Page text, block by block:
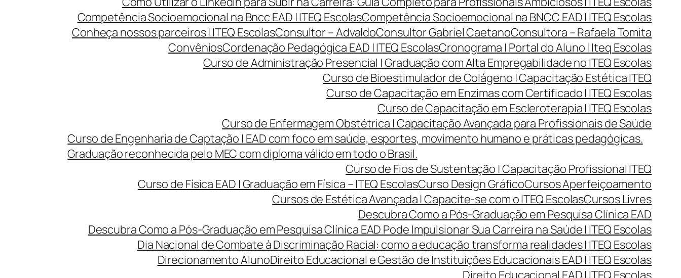
Competência Socioemocional na Bncc EAD | ITEQ EscolasCompetência Socioemocional na BNCC EAD | ITEQ Escolas
Conheça nossos parceiros | ITEQ EscolasConsultor – AdvaldoConsultor Gabriel CaetanoConsultora – Rafaela Tomita
ConvêniosCordenação Pedagógica EAD | ITEQ EscolasCronograma | Portal do Aluno | Iteq Escolas
Curso de Administração Presencial | Graduação com Alta Empregabilidade no ITEQ Escolas
Curso de Bioestimulador de Colágeno | Capacitação Estética ITEQ
Curso de Capacitação em Enzimas com Certificado | ITEQ Escolas
Curso de Capacitação em Escleroterapia | ITEQ Escolas
Curso de Enfermagem Obstétrica | Capacitação Avançada para Profissionais de Saúde
Curso de Engenharia de Captação | EAD com foco em saúde, esportes, movimento humano e práticas pedagógicas.
Graduação reconhecida pelo MEC com diploma válido em todo o Brasil.
Curso de Fios de Sustentação | Capacitação Profissional ITEQ
Curso de Física EAD | Graduação em Física – ITEQ EscolasCurso Design GráficoCursos Aperfeiçoamento
Cursos de Estética Avançada | Capacite-se com o ITEQ EscolasCursos Livres
Descubra Como a Pós-Graduação em Pesquisa Clínica EAD
Descubra Como a Pós-Graduação em Pesquisa Clínica EAD Pode Impulsionar Sua Carreira na Saúde | ITEQ Escolas
Dia Nacional de Combate à Discriminação Racial: como a educação transforma realidades | ITEQ Escolas
Direcionamento AlunoDireito Educacional e Gestão de Instituições Educacionais EAD | ITEQ Escolas
Direito Educacional EAD | ITEQ Escolas